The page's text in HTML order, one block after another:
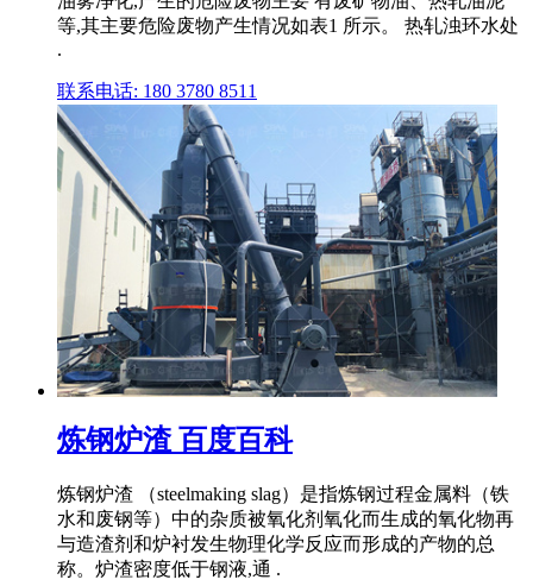
等,其主要危险废物产生情况如表1 所示。 热轧浊环水处
.
联系电话: 180 3780 8511
炼钢炉渣 百度百科
炼钢炉渣 （steelmaking slag）是指炼钢过程金属料（铁
水和废钢等）中的杂质被氧化剂氧化而生成的氧化物再
与造渣剂和炉衬发生物理化学反应而形成的产物的总
称。炉渣密度低于钢液,通 .